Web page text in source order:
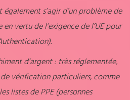
s’agir d’un problème de
vertu de l’exigence de l’UE pour
d’argent : très réglementée,
vérification particuliers, comme
listes de PPE (personnes